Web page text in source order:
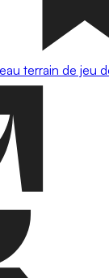
terrain de jeu